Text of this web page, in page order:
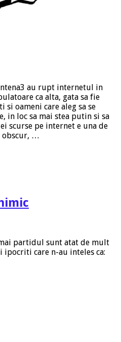
au rupt internetul in
ca alta, gata sa fie
oameni care aleg sa se
in loc sa mai stea putin si sa
scurse pe internet e una de
obscur, …
partidul sunt atat de mult
care n-au inteles ca: